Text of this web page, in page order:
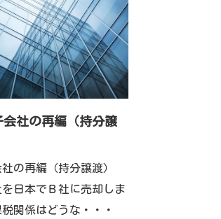
社の再編（持分譲
社の再編（持分譲渡）
日本でＢ社に売却しま
関係はどうな・・・